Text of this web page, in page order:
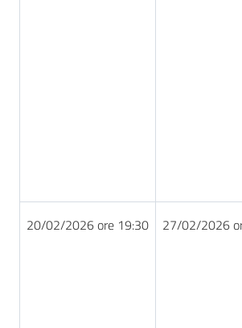
20/02/2026 ore 19:30 27/02/2026